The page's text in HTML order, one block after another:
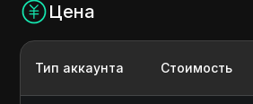
Цена
Тип аккаунта Стоимость